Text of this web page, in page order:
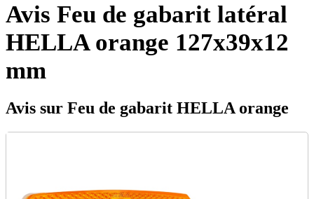
Avis Feu de gabarit latéral
HELLA orange 127x39x12
mm
Avis sur Feu de gabarit HELLA orange